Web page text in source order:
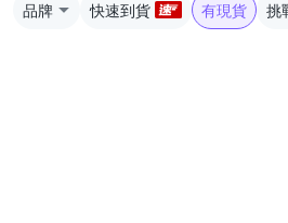
品牌 快速到貨 有現貨 挑